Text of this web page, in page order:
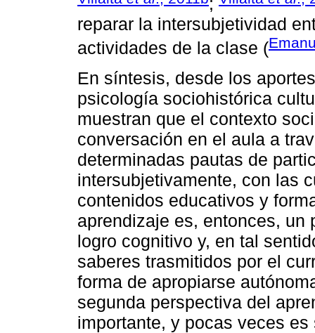
reparar la intersubjetividad
actividades de la clase (
En síntesis, desde los
psicología sociohistórica
muestran que el contexto
conversación en el aula a
determinadas pautas de
intersubjetivamente, con las
contenidos educativos y
aprendizaje es, entonces, un
logro cognitivo y, en tal
saberes trasmitidos por el
forma de apropiarse
segunda perspectiva del
importante, y pocas veces